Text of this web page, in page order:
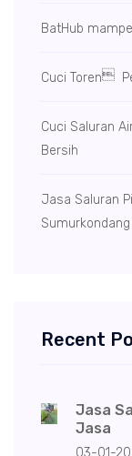
BatHub
Cuci Toren
Cuci Saluran
Bersih
Jasa Saluran
Recent
Jasa
Jasa